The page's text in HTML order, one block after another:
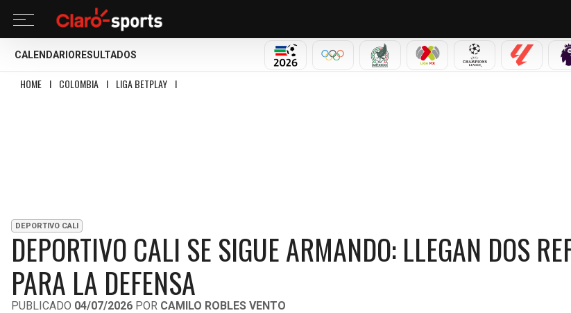
CALENDARIO RESULTADOS
MUNDIAL 2026OLÍMPICOSSELECCIÓN MEXICANA
LIGA MX CHAMPIONSLALIGA
HOME I COLOMBIA I LIGA BETPLAY I
DEPORTIVO CALI
DEPORTIVO CALI SE SIGUE ARMANDO: LLEGAN DOS
PARA LA DEFENSA
PUBLICADO 04/07/2026 POR CAMILO ROBLES VENTO